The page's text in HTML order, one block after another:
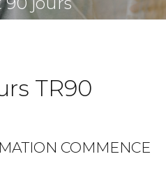
TR90
COMMENCE